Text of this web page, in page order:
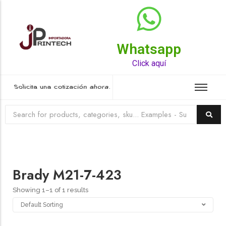
Whatsapp
Click aquí
Solicita una cotización ahora.
Top Rated Product
Brady M21-7-423
Showing 1–1 of 1 results